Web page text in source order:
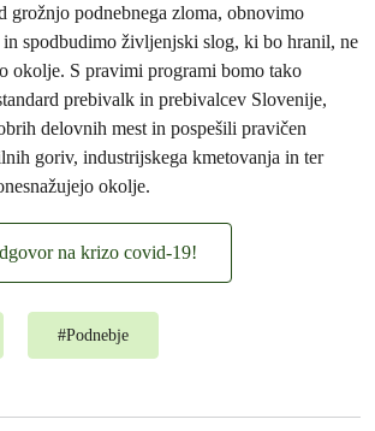
grožnjo podnebnega zloma, obnovimo
in spodbudimo življenjski slog, ki bo hranil, ne
okolje. S pravimi programi bomo tako
prebivalk in prebivalcev Slovenije,
delovnih mest in pospešili pravičen
goriv, industrijskega kmetovanja in ter
okolje.
na krizo covid-19!
#Podnebje